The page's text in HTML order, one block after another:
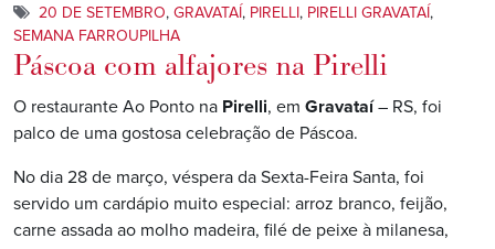
20 DE SETEMBRO, GRAVATAÍ, PIRELLI, PIRELLI GRAVATAÍ,
SEMANA FARROUPILHA
Páscoa com alfajores na Pirelli
O restaurante Ao Ponto na Pirelli, em Gravataí– RS, foi
palco de uma gostosa celebração de Páscoa.
No dia 28 de março, véspera da Sexta-Feira Santa, foi
servido um cardápio muito especial: arroz branco, feijão,
carne assada ao molho madeira, filé de peixe à milanesa,